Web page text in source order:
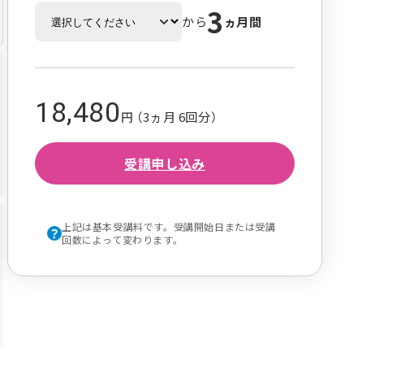
から3 ヵ月間
18,480円 （3ヵ月 6回分）
受講申し込み
上記は基本受講料です。受講開始日または受講
回数によって変わります。